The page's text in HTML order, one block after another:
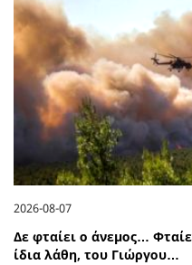
2026-08-07
Δε φταίει ο άνεμος…
ίδια λάθη, του Γιώργου…